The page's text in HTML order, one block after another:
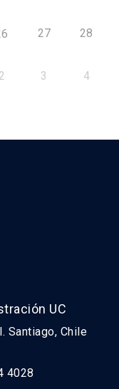
27 28
2 3 4
UC
Santiago, Chile
4028